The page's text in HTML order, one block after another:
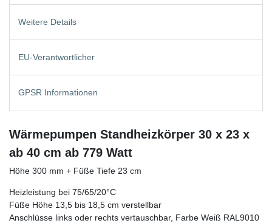
Weitere Details
EU-Verantwortlicher
GPSR Informationen
Wärmepumpen Standheizkörper 30 x 23 x
ab 40 cm ab 779 Watt
Höhe 300 mm + Füße Tiefe 23 cm
Heizleistung bei 75/65/20°C
Füße Höhe 13,5 bis 18,5 cm verstellbar
Anschlüsse links oder rechts vertauschbar, Farbe Weiß RAL9010